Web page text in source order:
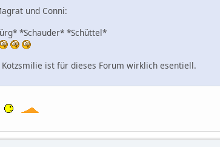
und Conni:
*Schauder* *Schüttel*
Kotzsmilie ist für dieses Forum wirklich esentiell.